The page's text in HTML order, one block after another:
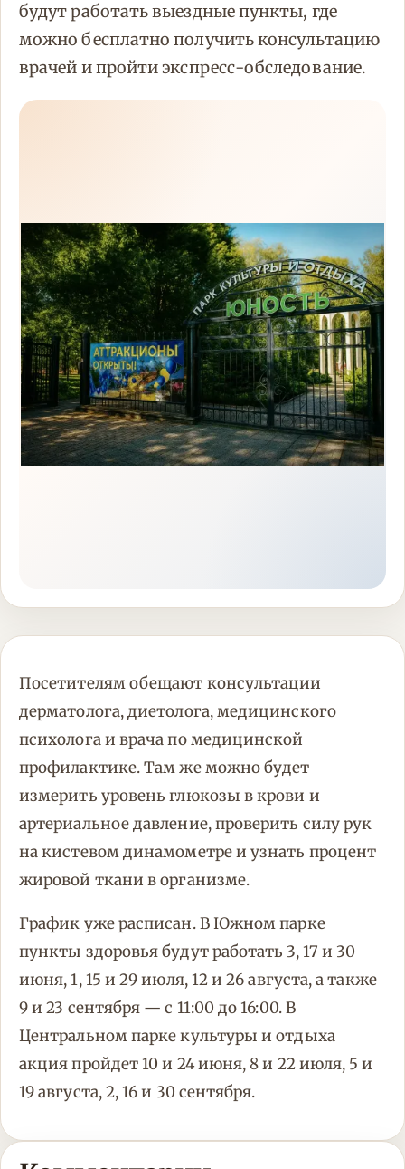
будут работать выездные пункты, где
можно бесплатно получить консультацию
врачей и пройти экспресс-обследование.
Посетителям обещают консультации
дерматолога, диетолога, медицинского
психолога и врача по медицинской
профилактике. Там же можно будет
измерить уровень глюкозы в крови и
артериальное давление, проверить силу рук
на кистевом динамометре и узнать процент
жировой ткани в организме.
График уже расписан. В Южном парке
пункты здоровья будут работать 3, 17 и 30
июня, 1, 15 и 29 июля, 12 и 26 августа, а также
9 и 23 сентября — с 11:00 до 16:00. В
Центральном парке культуры и отдыха
акция пройдет 10 и 24 июня, 8 и 22 июля, 5 и
19 августа, 2, 16 и 30 сентября.